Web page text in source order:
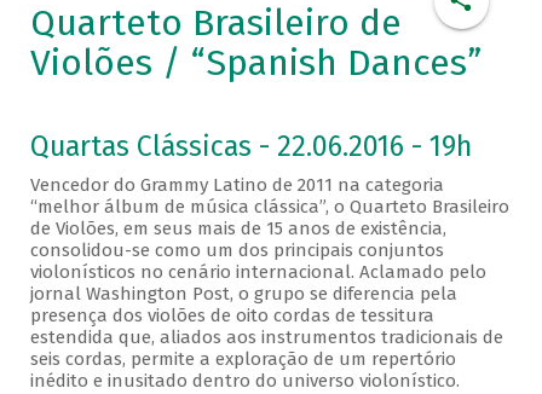
Quarteto Brasileiro de
Violões / “Spanish Dances”
Quartas Clássicas - 22.06.2016 - 19h
Vencedor do Grammy Latino de 2011 na categoria
“melhor álbum de música clássica”, o Quarteto Brasileiro
de Violões, em seus mais de 15 anos de existência,
consolidou-se como um dos principais conjuntos
violonísticos no cenário internacional. Aclamado pelo
jornal Washington Post, o grupo se diferencia pela
presença dos violões de oito cordas de tessitura
estendida que, aliados aos instrumentos tradicionais de
seis cordas, permite a exploração de um repertório
inédito e inusitado dentro do universo violonístico.